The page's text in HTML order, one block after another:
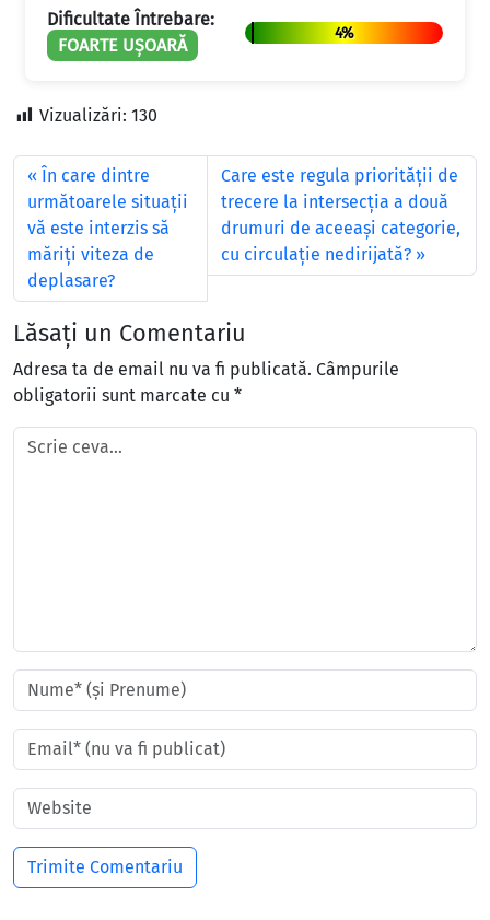
Dificultate Întrebare:
FOARTE UȘOARĂ
4%
Vizualizări: 130
În care dintre
următoarele situaţii
vă este interzis să
măriţi viteza de
deplasare?
Care este regula priorităţii de
trecere la intersecţia a două
drumuri de aceeaşi categorie,
cu circulaţie nedirijată?
Lăsați un Comentariu
Adresa ta de email nu va fi publicată. Câmpurile
obligatorii sunt marcate cu *